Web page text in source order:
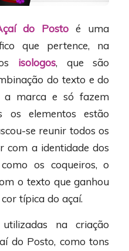
do Postoé uma
que pertence, na
isologos, que são
do texto e do
a marca e só fazem
os elementos estão
se reunir todos os
com a identidade dos
os coqueiros, o
o texto que ganhou
típica do açaí.
na criação
do Posto, como tons